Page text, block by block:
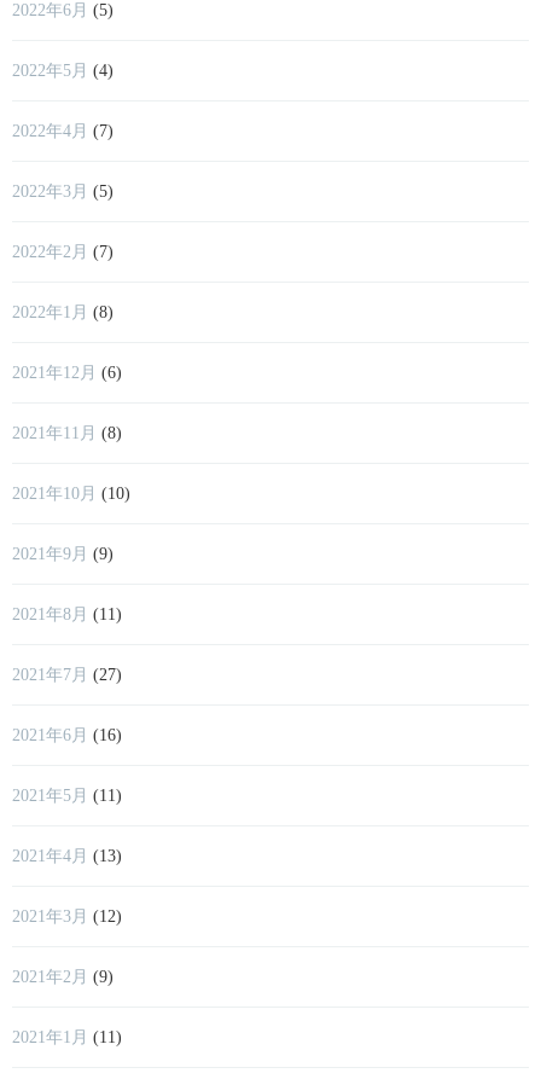
2022年6月 (5)
2022年5月 (4)
2022年4月 (7)
2022年3月 (5)
2022年2月 (7)
2022年1月 (8)
2021年12月 (6)
2021年11月 (8)
2021年10月 (10)
2021年9月 (9)
2021年8月 (11)
2021年7月 (27)
2021年6月 (16)
2021年5月 (11)
2021年4月 (13)
2021年3月 (12)
2021年2月 (9)
2021年1月 (11)